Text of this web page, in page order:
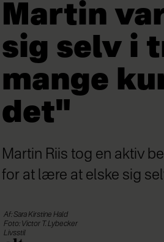
Martin
sig selv i
mange
det"
Martin Riis tog en aktiv
for at lære at elske sig
Af: Sara Kirstine Hald
Foto: Victor T. Lybecker
Livsstil